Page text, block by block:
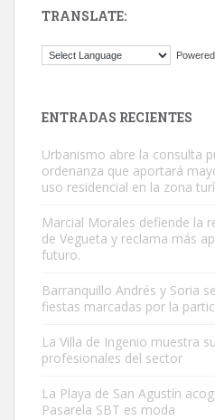
El ayuntamiento se va a llevar a Los
Gato manso encontrado
es muy manso y extremadamente
Leales.org » Gran Canaria | 9.7.2025
TRANSLATE:
ENTRADAS RECIENTES
Urbanismo abre la consulta
ordenanza que aportará
uso residencial en la zona
Marcial Morales defiende la
de Vegueta y reclama más
futuro.
Barranquillo Andrés y Soria
fiestas marcadas por la
La Villa de Ingenio muestra
profesionales del sector
La Playa de San Agustín
Pasarela SBT es moda